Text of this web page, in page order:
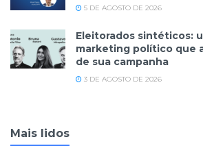
5 DE AGOSTO DE 2026
Eleitorados sintéticos:
marketing político que
de sua campanha
3 DE AGOSTO DE 2026
Mais lidos